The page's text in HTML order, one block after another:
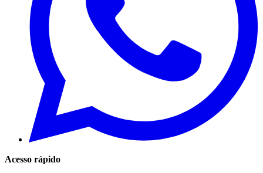
Acesso rápido